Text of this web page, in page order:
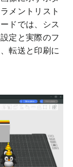
メントリスト
ドでは、シス
定と実際のフ
転送と印刷に